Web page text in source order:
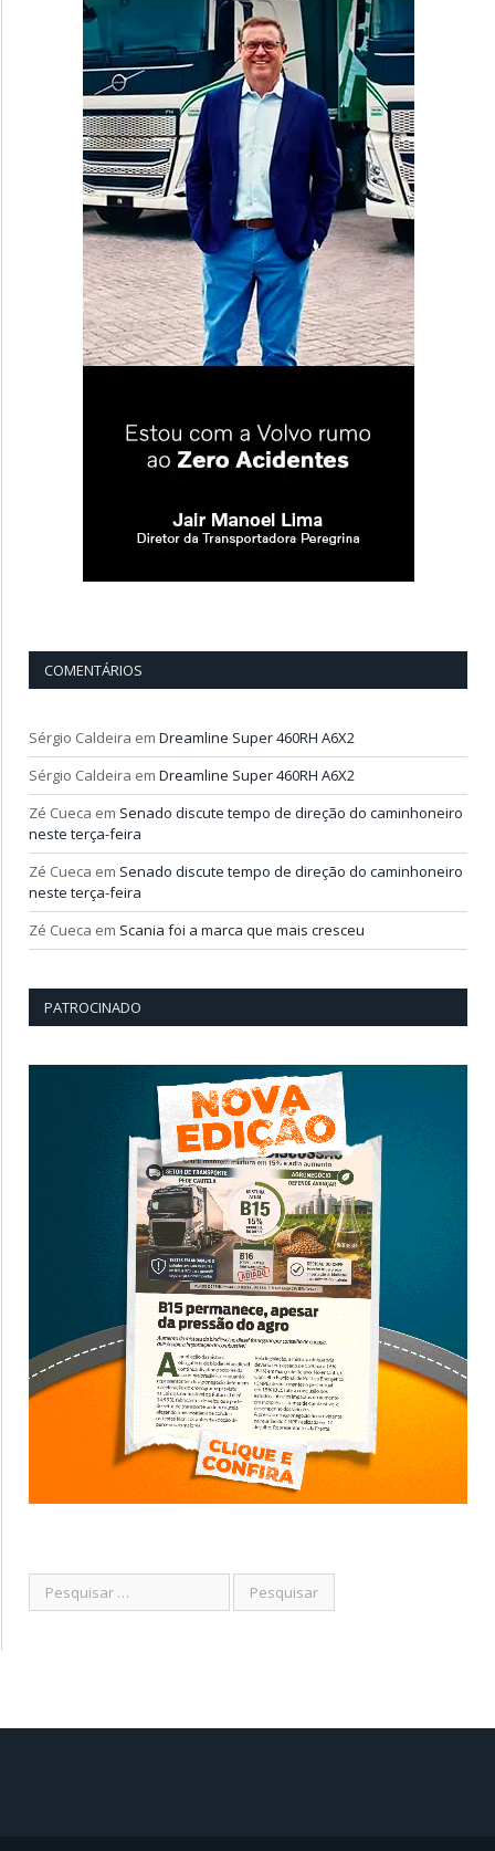
COMENTÁRIOS
Sérgio Caldeira em Dreamline Super 460RH A6X2
Sérgio Caldeira em Dreamline Super 460RH A6X2
Zé Cueca em Senado discute tempo de direção do caminhoneiro
neste terça-feira
Zé Cueca em Senado discute tempo de direção do caminhoneiro
neste terça-feira
Zé Cueca em Scania foi a marca que mais cresceu
PATROCINADO